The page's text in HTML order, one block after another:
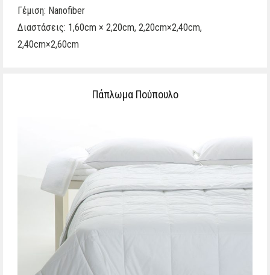
ΞΕΝΟΔΟΧΕΙΑΚΑ
Γέμιση: Nanofiber
Διαστάσεις: 1,60cm × 2,20cm, 2,20cm×2,40cm,
2,40cm×2,60cm
Πάπλωμα Πούπουλο